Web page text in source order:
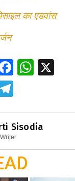
का एडवांस
F
b
o
o
k
W
s
A
p
e
gr
a
m
Sisodia